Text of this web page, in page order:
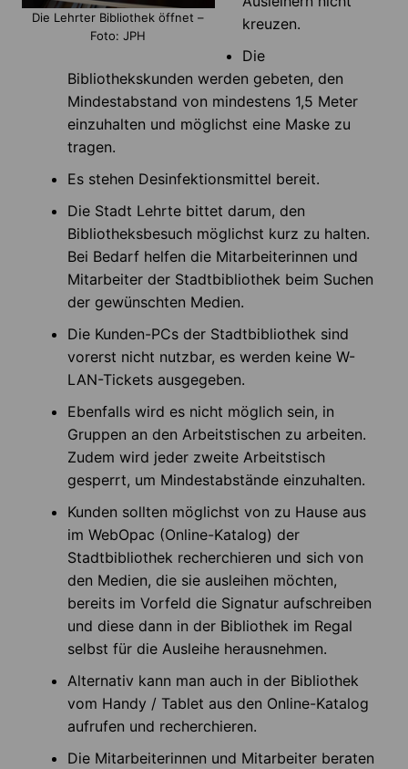
Die Lehrter Bibliothek öffnet –
Foto: JPH
kreuzen.
Die
Bibliothekskunden werden gebeten, den
Mindestabstand von mindestens 1,5 Meter
einzuhalten und möglichst eine Maske zu
tragen.
Es stehen Desinfektionsmittel bereit.
Die Stadt Lehrte bittet darum, den
Bibliotheksbesuch möglichst kurz zu halten.
Bei Bedarf helfen die Mitarbeiterinnen und
Mitarbeiter der Stadtbibliothek beim Suchen
der gewünschten Medien.
Die Kunden-PCs der Stadtbibliothek sind
vorerst nicht nutzbar, es werden keine W-
LAN-Tickets ausgegeben.
Ebenfalls wird es nicht möglich sein, in
Gruppen an den Arbeitstischen zu arbeiten.
Zudem wird jeder zweite Arbeitstisch
gesperrt, um Mindestabstände einzuhalten.
Kunden sollten möglichst von zu Hause aus
im WebOpac (Online-Katalog) der
Stadtbibliothek recherchieren und sich von
den Medien, die sie ausleihen möchten,
bereits im Vorfeld die Signatur aufschreiben
und diese dann in der Bibliothek im Regal
selbst für die Ausleihe herausnehmen.
Alternativ kann man auch in der Bibliothek
vom Handy / Tablet aus den Online-Katalog
aufrufen und recherchieren.
Die Mitarbeiterinnen und Mitarbeiter beraten